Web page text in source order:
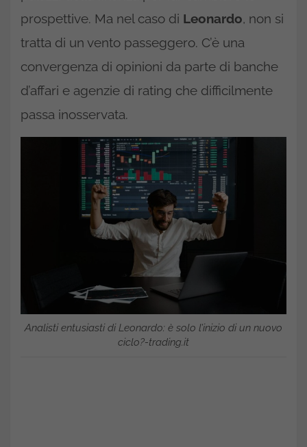
prospettive. Ma nel caso di Leonardo, non si
tratta di un vento passeggero. C’è una
convergenza di opinioni da parte di banche
d’affari e agenzie di rating che difficilmente
passa inosservata.
Analisti entusiasti di Leonardo: è solo l’inizio di un nuovo
ciclo?-trading.it